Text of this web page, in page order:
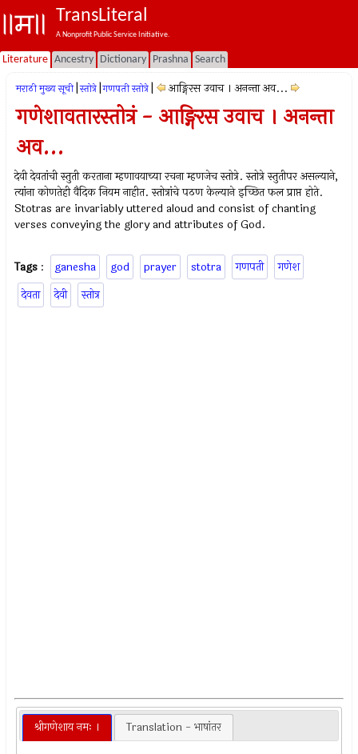
TransLiteral
A Nonprofit Public Service Initiative.
Literature Ancestry Dictionary Prashna Search
मराठी मुख्य सूची स्तोत्रे गणपती स्तोत्रे आङ्गिरस उवाच । अनन्ता अव...
गणेशावतारस्तोत्रं - आङ्गिरस उवाच । अनन्ता
अव...
देवी देवतांची स्तुती करताना म्हणावयाच्या रचना म्हणजेच स्तोत्रे. स्तोत्रे स्तुतीपर असल्याने,
त्यांना कोणतेही वैदिक नियम नाहीत. स्तोत्रांचे पठण केल्याने इच्छित फल प्राप्त होते.
Stotras are invariably uttered aloud and consist of chanting
verses conveying the glory and attributes of God.
Tags : ganesha god prayer stotra गणपती
गणेश
देवता
देवी स्तोत्र
श्रीगणेशाय नमः । Translation - भाषांतर